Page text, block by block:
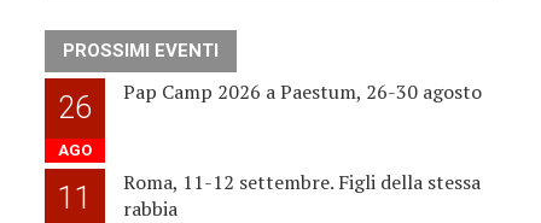
PROSSIMI EVENTI
26
AGO
Pap Camp 2026 a Paestum, 26-30 agosto
11
Roma, 11-12 settembre. Figli della stessa
rabbia